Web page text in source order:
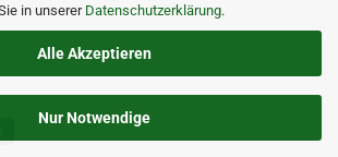
in unserer Datenschutzerklärung.
Alle Akzeptieren
Nur Notwendige